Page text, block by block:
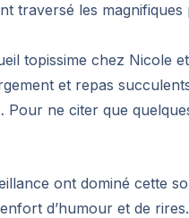
traversé les magnifiques
topissime chez Nicole
et repas
Pour ne citer que
ont dominé cette
d’humour et de rires.